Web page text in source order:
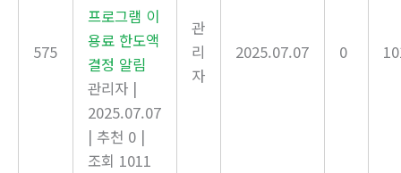
575
프로그램 이
용료 한도액
결정 알림
관리자 |
2025.07.07
| 추천 0 |
조회 1011
관
리
자
2025.07.07 0